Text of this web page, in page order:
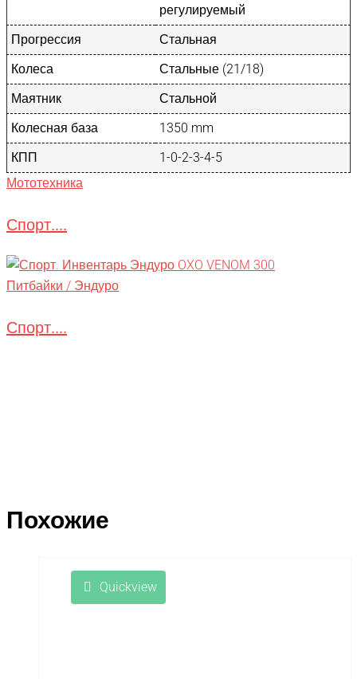
регулируемый
Прогрессия
Стальная
Колеса
Стальные (21/18)
Маятник
Стальной
Колесная база
1350 mm
КПП
1-0-2-3-4-5
Мототехника
Спорт....
Питбайки / Эндуро
Спорт....
Похожие
Quickview